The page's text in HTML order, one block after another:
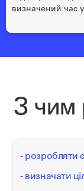
визначений час
З чим
- розробляти
- визначати